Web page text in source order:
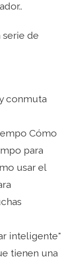
de
conmuta
Cómo
para
usar el
inteligente"
tienen una